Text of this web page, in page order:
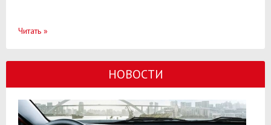
Читать »
НОВОСТИ